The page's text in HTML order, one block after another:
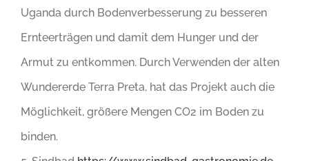
Uganda durch Bodenverbesserung zu besseren
Ernteerträgen und damit dem Hunger und der
Armut zu entkommen. Durch Verwenden der alten
Wundererde Terra Preta, hat das Projekt auch die
Möglichkeit, größere Mengen CO2 im Boden zu
binden.